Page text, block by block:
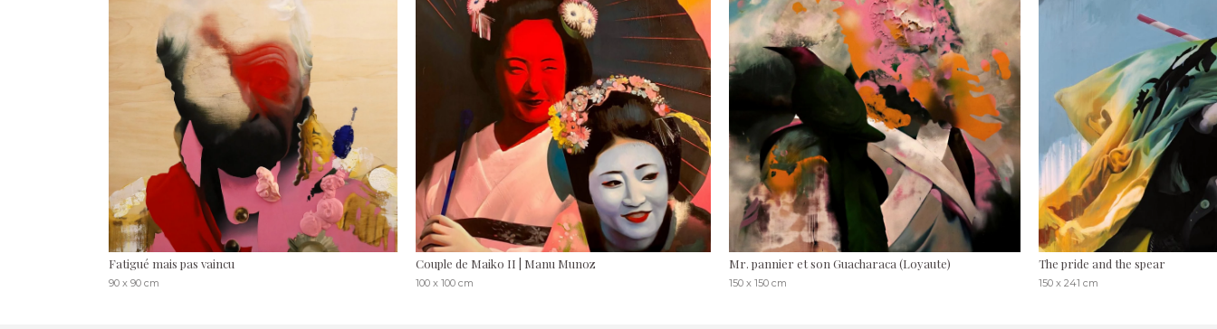
Fatigué mais pas vaincu
90 x 90 cm
Couple de Maiko II | Manu Munoz
100 x 100 cm
Mr. pannier et son Guacharaca (Loyaute)
150 x 150 cm
The pride and the spear
150 x 241 cm